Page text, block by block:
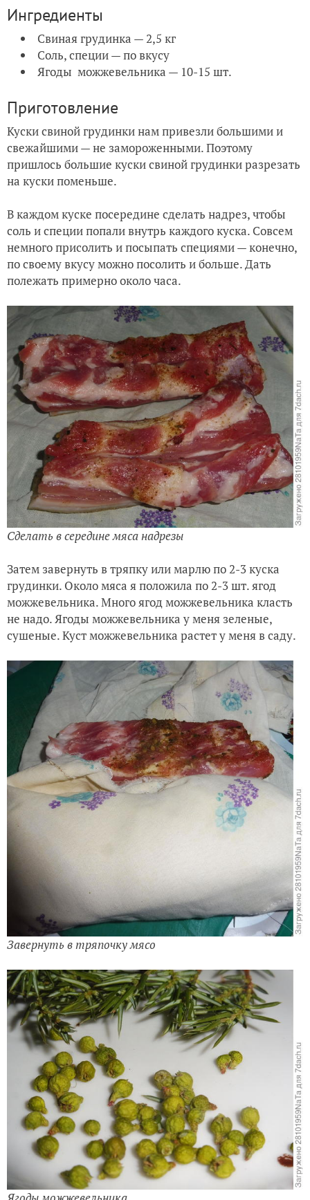
Ингредиенты
Свиная грудинка — 2,5 кг
Соль, специи — по вкусу
Ягоды можжевельника — 10-15 шт.
Приготовление
Куски свиной грудинки нам привезли большими и
свежайшими — не замороженными. Поэтому
пришлось большие куски свиной грудинки разрезать
на куски поменьше.
В каждом куске посередине сделать надрез, чтобы
соль и специи попали внутрь каждого куска. Совсем
немного присолить и посыпать специями — конечно,
по своему вкусу можно посолить и больше.Дать
полежать примерно около часа.
Сделать в середине мяса надрезы
Затем завернуть в тряпку или марлю по 2-3 куска
грудинки. Около мяса я положила по 2-3 шт. ягод
можжевельника. Много ягод можжевельника класть
не надо. Ягоды можжевельника у меня зеленые,
сушеные. Куст можжевельника растет у меня в саду.
Завернуть в тряпочку мясо